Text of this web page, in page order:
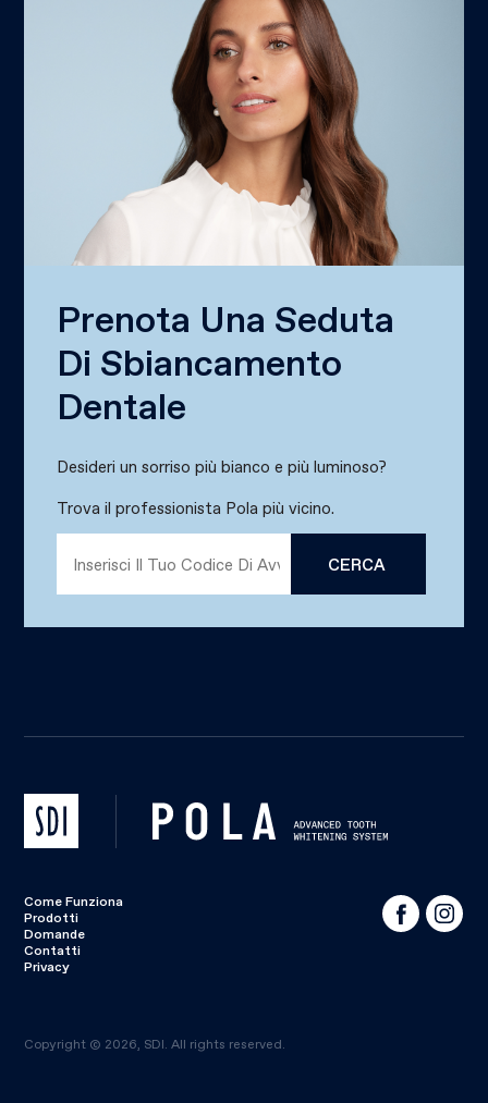
Prenota Una Seduta
Di Sbiancamento
Dentale
Desideri un sorriso più bianco e più luminoso?
Trova il professionista Pola più vicino.
Come Funziona
Prodotti
Domande
Contatti
Privacy
Copyright © 2026, SDI. All rights reserved.